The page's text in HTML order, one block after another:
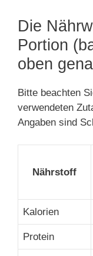
Die
Portion
oben
Bitte beachten
verwendeten
Angaben sind
Nährstoff
Kalorien
Protein